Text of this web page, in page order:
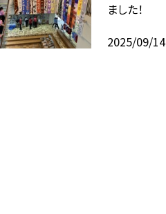
ました！
2025/09/14